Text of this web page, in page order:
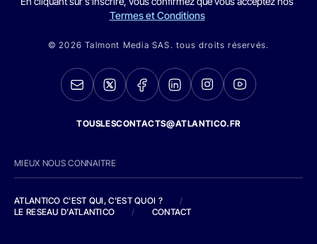
Termes et Conditions
© 2026 Talmont Media SAS. tous droits réservés.
TOUSLESCONTACTS@ATLANTICO.FR
MIEUX NOUS CONNAITRE
ATLANTICO C'EST QUI, C'EST QUOI ?
/
LE RESEAU D'ATLANTICO
/ CONTACT